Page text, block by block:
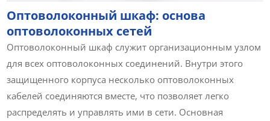
Оптоволоконный шкаф: основа
оптоволоконных сетей
Оптоволоконный шкаф служит организационным узлом
для всех оптоволоконных соединений. Внутри этого
защищенного корпуса несколько оптоволоконных
кабелей соединяются вместе, что позволяет легко
распределять и управлять ими в сети. Основная